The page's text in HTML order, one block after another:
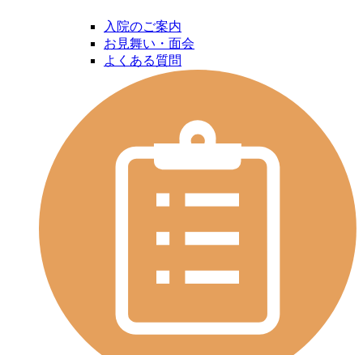
入院のご案内
お見舞い・面会
よくある質問